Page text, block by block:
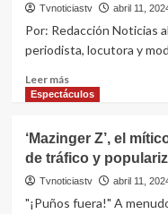
Jesse
Pinkman
el
“Number
del
Tvnoticiastv abril 11,
Por: Redacción Noticias
periodista, locutora y
Leer másLeer
más
modelo
venezolana
Wilevis
Brito
Espectáculos
‘Mazinger Z’, el
de tráfico y
Tvnoticiastv abril 11,
"¡Puños fuera!" A